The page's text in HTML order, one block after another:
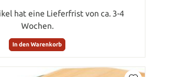
hat eine Lieferfrist von ca. 3-4
Wochen.
In den Warenkorb